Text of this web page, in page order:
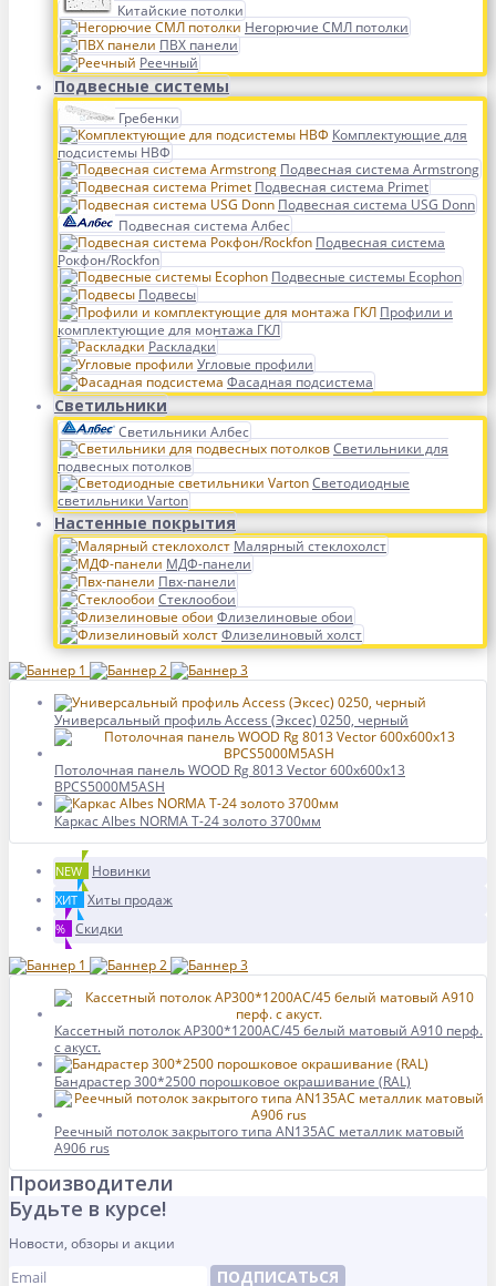
Китайские потолки
Негорючие СМЛ потолки
ПВХ панели
Реечный
Подвесные системы
Гребенки
Комплектующие для
подсистемы НВФ
Подвесная система Armstrong
Подвесная система Primet
Подвесная система USG Donn
Подвесная система Албес
Подвесная система
Рокфон/Rockfon
Подвесные системы Ecophon
Подвесы
Профили и
комплектующие для монтажа ГКЛ
Раскладки
Угловые профили
Фасадная подсистема
Светильники
Светильники Албес
Светильники для
подвесных потолков
Светодиодные
светильники Varton
Настенные покрытия
Малярный стеклохолст
МДФ-панели
Пвх-панели
Стеклообои
Флизелиновые обои
Флизелиновый холст
Универсальный профиль Access (Эксес) 0250, черный
Потолочная панель WOOD Rg 8013 Vector 600x600x13
BPCS5000M5ASH
Каркас Albes NORMA Т-24 золото 3700мм
NEW Новинки
ХИТ Хиты продаж
% Скидки
Кассетный потолок AP300*1200AC/45 белый матовый А910 перф.
с акуст.
Бандрастер 300*2500 порошковое окрашивание (RAL)
Реечный потолок закрытого типа AN135AС металлик матовый
А906 rus
Производители
Будьте в курсе!
Новости, обзоры и акции
ПОДПИСАТЬСЯ